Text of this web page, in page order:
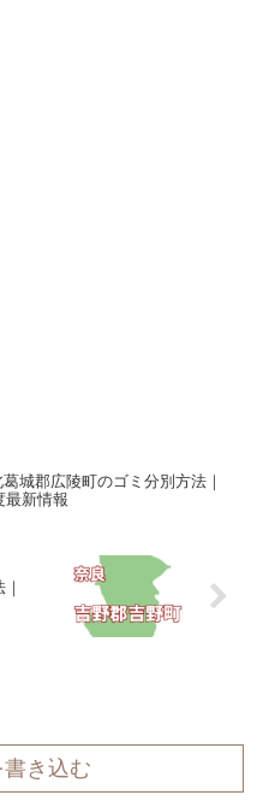
城郡広陵町のゴミ分別方法｜
最新情報
き込む